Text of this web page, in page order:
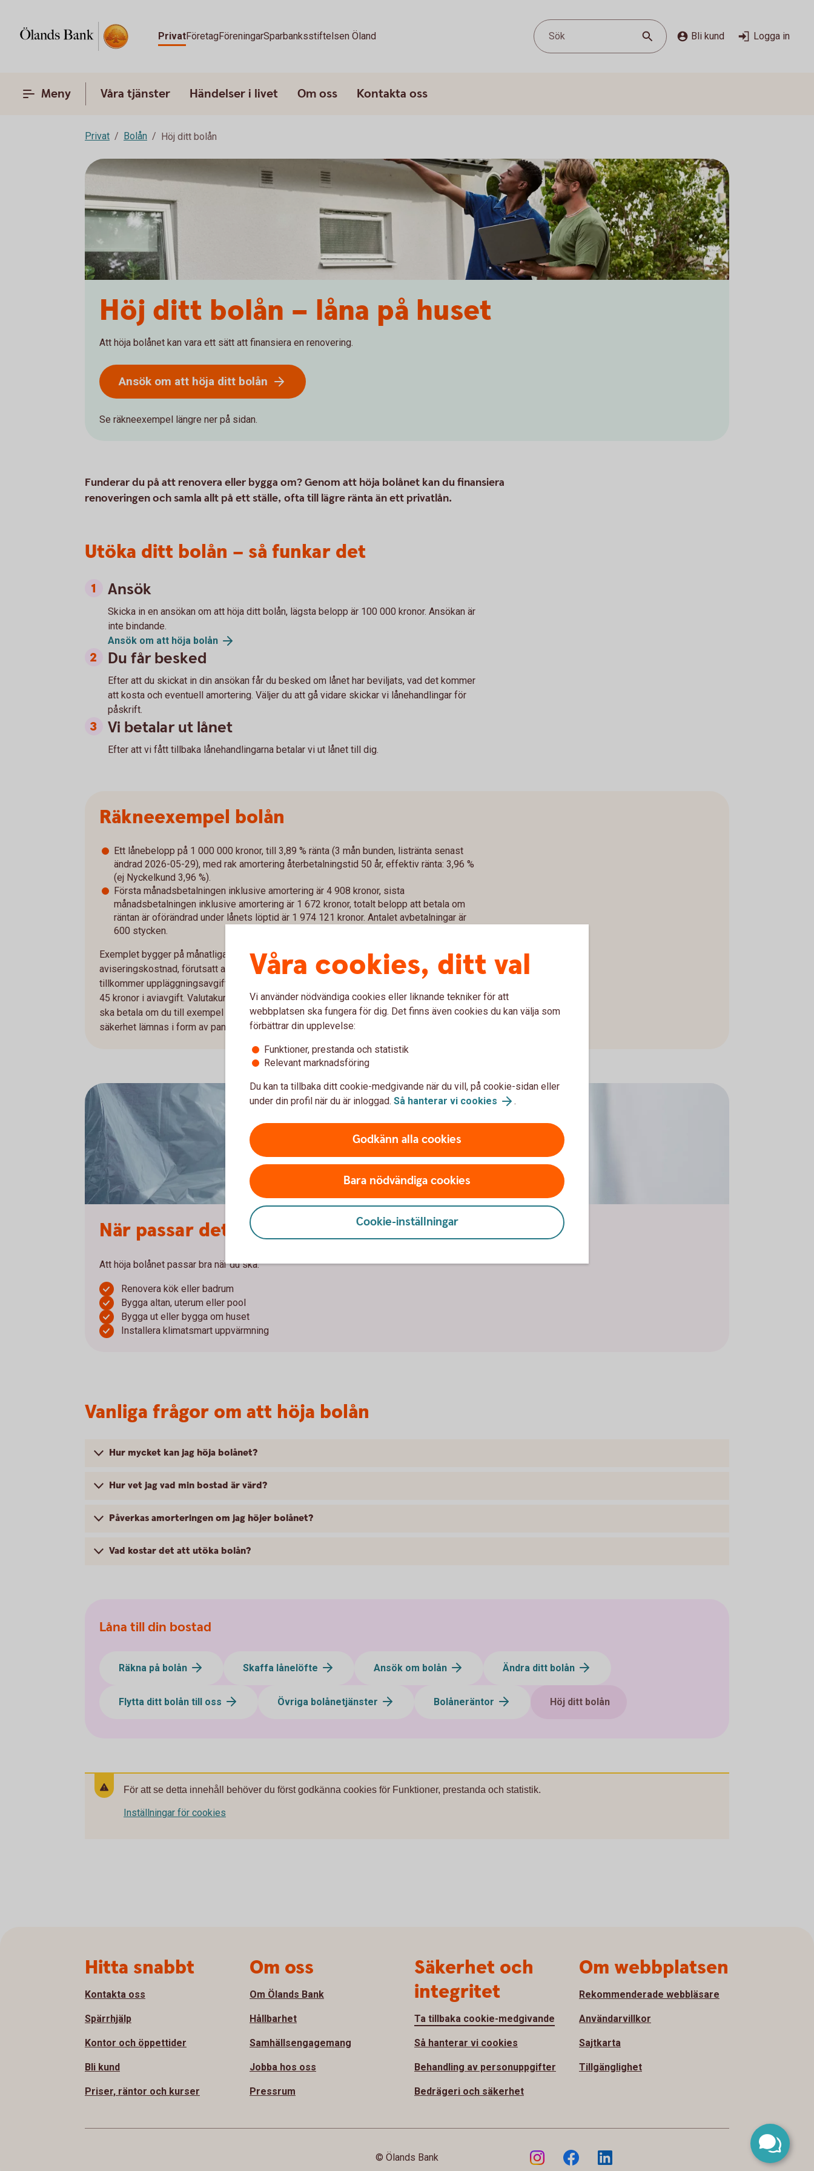
PrivatFöretagFöreningarSparbanksstiftelsen Öland Sök Bli kund Logga in
Meny Våra tjänster Händelser i livet Om oss Kontakta oss
Privat Bolån Höj ditt bolån
Höj ditt bolån – låna på huset
Att höja bolånet kan vara ett sätt att finansiera en renovering.
Ansök om att höja ditt bolån
Se räkneexempel längre ner på sidan.
Funderar du på att renovera eller bygga om? Genom att höja bolånet kan du finansiera
renoveringen och samla allt på ett ställe, ofta till lägre ränta än ett privatlån.
Utöka ditt bolån – så funkar det
Ansök
Skicka in en ansökan om att höja ditt bolån, lägsta belopp är 100 000 kronor. Ansökan är
inte bindande.
Ansök om att höja bolån
Du får besked
Efter att du skickat in din ansökan får du besked om lånet har beviljats, vad det kommer
att kosta och eventuell amortering. Väljer du att gå vidare skickar vi lånehandlingar för
påskrift.
Vi betalar ut lånet
Efter att vi fått tillbaka lånehandlingarna betalar vi ut lånet till dig.
Räkneexempel bolån
Ett lånebelopp på 1 000 000 kronor, till 3,89 % ränta (3 mån bunden, listränta senast
ändrad 2026-05-29), med rak amortering återbetalningstid 50 år, effektiv ränta: 3,96 %
(ej Nyckelkund 3,96 %).
Första månadsbetalningen inklusive amortering är 4 908 kronor, sista
månadsbetalningen inklusive amortering är 1 672 kronor, totalt belopp att betala om
räntan är oförändrad under lånets löptid är 1 974 121 kronor. Antalet avbetalningar är
600 stycken.
Exemplet bygger på månatliga aviseringar, utan uppläggningsavgift eller
aviseringskostnad, förutsatt att du är Nyckelkund och aviseras digitalt. För ej Nyckelkund
tillkommer uppläggningsavgift på 650 kronor. Vid postala avier tillkommer en kostnad på
45 kronor i aviavgift. Valutakursförändringar kan komma att påverka beloppen som du
ska betala om du till exempel har inkomst i annan valuta än lånet. Lånet förutsätter att
säkerhet lämnas i form av pant i bostad.
När passar det att höja bolånet?
Att höja bolånet passar bra när du ska:
Renovera kök eller badrum
Bygga altan, uterum eller pool
Bygga ut eller bygga om huset
Installera klimatsmart uppvärmning
Vanliga frågor om att höja bolån
Hur mycket kan jag höja bolånet?
Hur vet jag vad min bostad är värd?
Påverkas amorteringen om jag höjer bolånet?
Vad kostar det att utöka bolån?
Låna till din bostad
Räkna på bolån Skaffa lånelöfte Ansök om bolån Ändra ditt bolån
Flytta ditt bolån till oss Övriga bolånetjänster Bolåneräntor Höj ditt bolån
För att se detta innehåll behöver du först godkänna cookies för Funktioner, prestanda och statistik.
Inställningar för cookies
Våra cookies, ditt val
Vi använder nödvändiga cookies eller liknande tekniker för att
webbplatsen ska fungera för dig. Det finns även cookies du kan välja som
förbättrar din upplevelse:
Funktioner, prestanda och statistik
Relevant marknadsföring
Du kan ta tillbaka ditt cookie-medgivande när du vill, på cookie-sidan eller
under din profil när du är inloggad. Så hanterar vi cookies .
Godkänn alla cookies
Bara nödvändiga cookies
Cookie-inställningar
Hitta snabbt
Kontakta oss
Spärrhjälp
Kontor och öppettider
Bli kund
Priser, räntor och kurser
Om oss
Om Ölands Bank
Hållbarhet
Samhällsengagemang
Jobba hos oss
Pressrum
Säkerhet och
integritet
Ta tillbaka cookie-medgivande
Så hanterar vi cookies
Behandling av personuppgifter
Bedrägeri och säkerhet
Om webbplatsen
Rekommenderade webbläsare
Användarvillkor
Sajtkarta
Tillgänglighet
© Ölands Bank